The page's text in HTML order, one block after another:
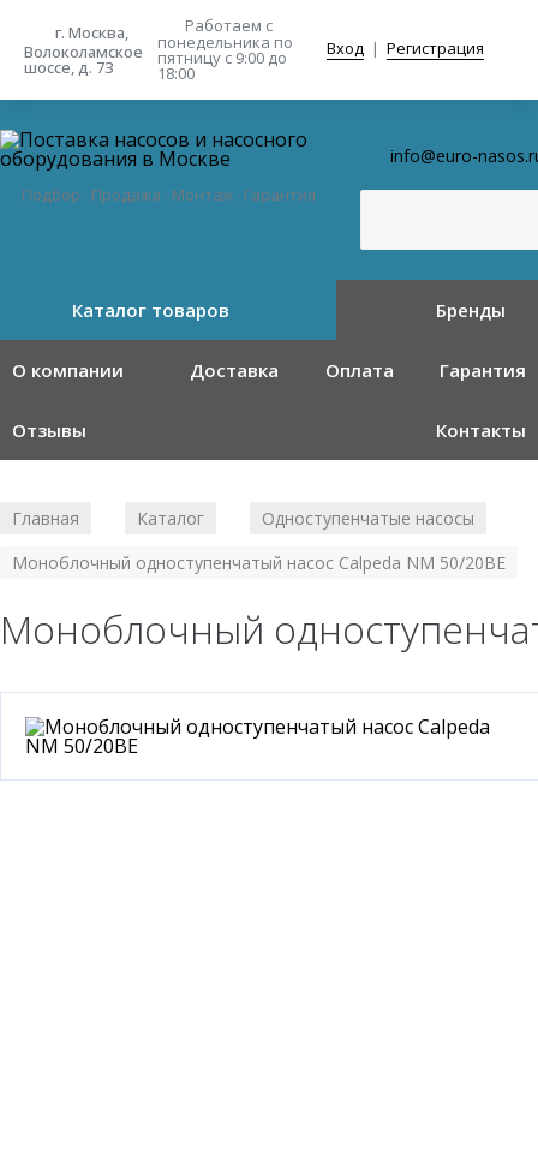
г. Москва,
Волоколамское
шоссе, д. 73
Работаем с
понедельника по
пятницу с 9:00 до
18:00
Вход | Регистрация
Подбор · Продажа · Монтаж · Гарантия
info@euro-
Каталог товаров Бренды
О компании Доставка Оплата Гарантия
Отзывы Контакты
Главная Каталог Одноступенчатые насосы
Моноблочный одноступенчатый насос Calpeda NM 50/20BE
Моноблочный